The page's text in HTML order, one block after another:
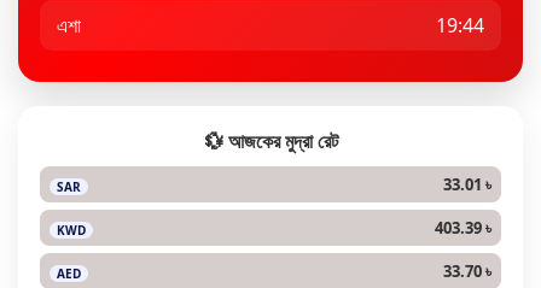
এশা 19:44
💱 আজকের মুদ্রা রেট
SAR 33.01 ৳
KWD 403.39 ৳
AED 33.70 ৳